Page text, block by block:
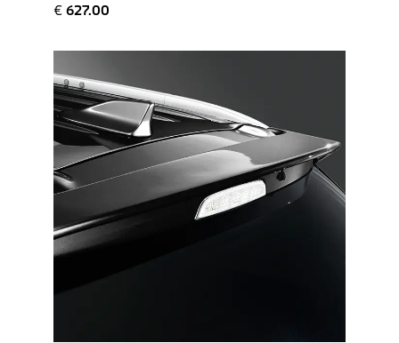
€ 627.00